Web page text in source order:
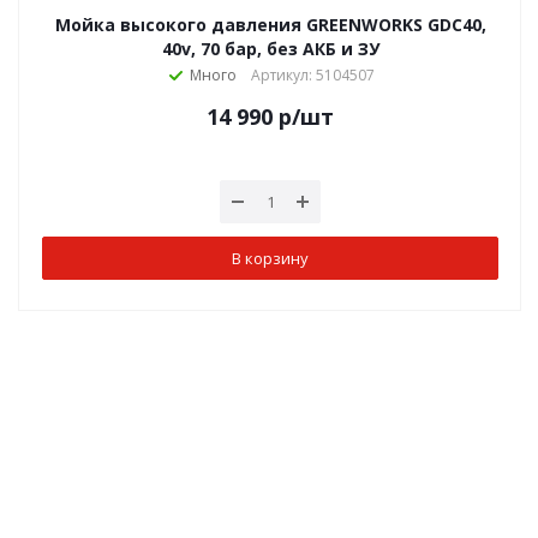
Мойка высокого давления GREENWORKS GDC40,
40v, 70 бар, без АКБ и ЗУ
Много Артикул: 5104507
14 990 р/шт
В корзину